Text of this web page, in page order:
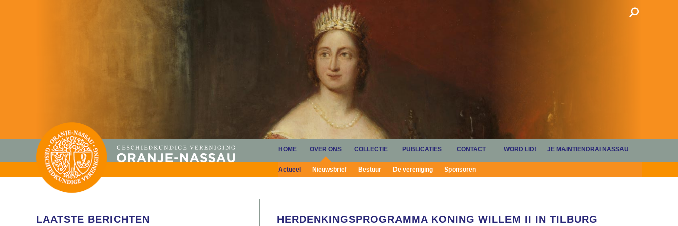
HOME OVER ONS
Actueel Nieuwsbrief Bestuur De vereniging Sponsoren
COLLECTIE PUBLICATIES CONTACT WORD LID! JE MAINTIENDRAI NASSAU
LAATSTE BERICHTEN HERDENKINGSPROGRAMMA KONING WILLEM II IN TILBURG